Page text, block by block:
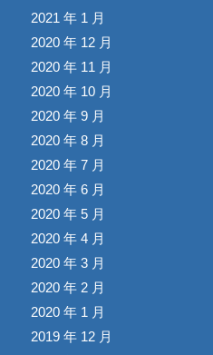
2021 年 1 月
2020 年 12 月
2020 年 11 月
2020 年 10 月
2020 年 9 月
2020 年 8 月
2020 年 7 月
2020 年 6 月
2020 年 5 月
2020 年 4 月
2020 年 3 月
2020 年 2 月
2020 年 1 月
2019 年 12 月